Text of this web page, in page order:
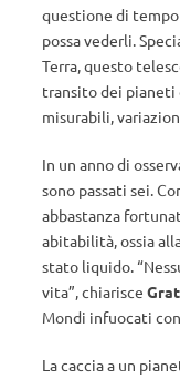
questione di
possa vederli.
Terra, questo
transito dei pianeti
misurabili,
In un anno di
sono passati sei.
abbastanza
abitabilità, ossia
stato liquido.
vita”, chiarisce
Mondi infuocati
La caccia a un